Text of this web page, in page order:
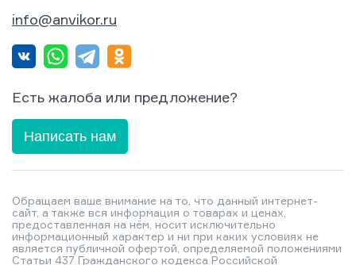
info@anvikor.ru
Есть жалоба или предложение?
Написать нам
Обращаем ваше внимание на то, что данный интернет-
сайт, а также вся информация о товарах и ценах,
предоставленная на нём, носит исключительно
информационный характер и ни при каких условиях не
является публичной офертой, определяемой положениями
Статьи 437 Гражданского кодекса Российской